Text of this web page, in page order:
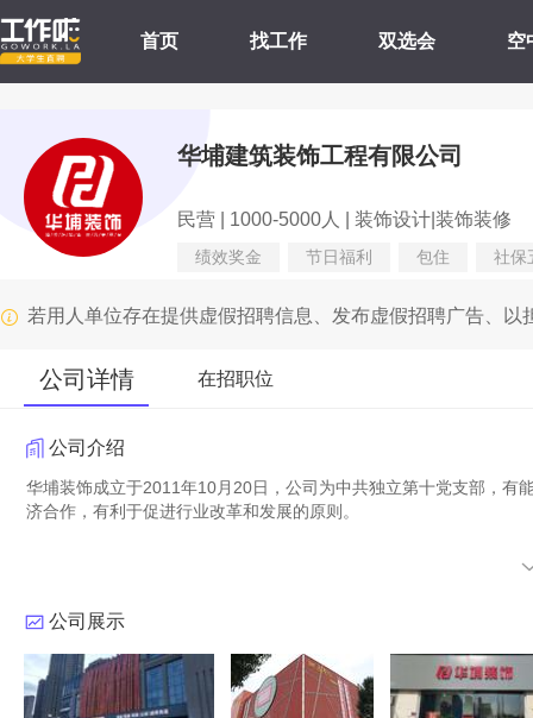
首页 找工作 双选会 空
华埔建筑装饰工程有限公司
民营 | 1000-5000人 | 装饰设计|装饰装修
绩效奖金 节日福利 包住 社保
若用人单位存在提供虚假招聘信息、发布虚假招聘广告、
公司详情 在招职位
公司介绍
华埔装饰成立于2011年10月20日，公司为中共独立第十党支部，有
济合作，有利于促进行业改革和发展的原则。
公司注册资金5000万元人民币，经营面积32000平，2020年起与欧
计、家装公装工程施工；设计咨询、企业管理咨询；销售家具、家
合作建材品牌厂商230余家，公司目前服务能力年装修面积可达30
别墅大宅1200多家，公装项目130多个。
公司展示